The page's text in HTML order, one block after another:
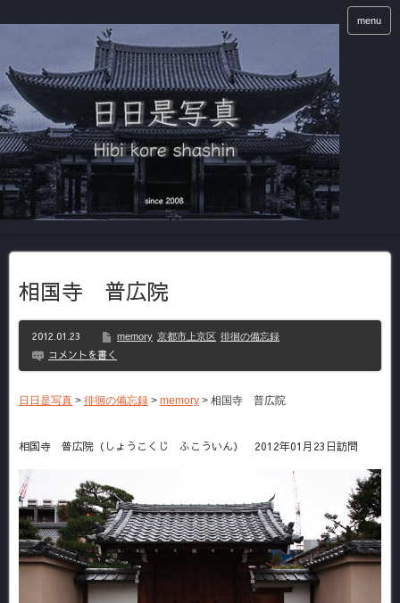
menu
相国寺 普広院
2012.01.23 memory 京都市上京区 徘徊の備忘録
コメントを書く
日日是写真 > 徘徊の備忘録 > memory > 相国寺 普広院
相国寺 普広院（しょうこくじ ふこういん） 2012年01月23日訪問